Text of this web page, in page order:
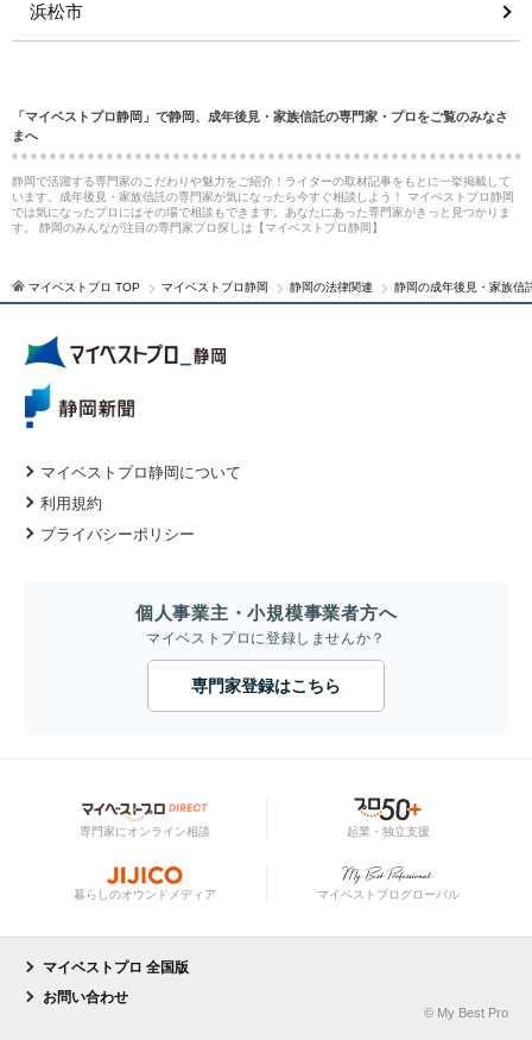
浜松市
「マイベストプロ静岡」で静岡、成年後見・家族信託の専門家・プロをご覧のみなさ
まへ
静岡で活躍する専門家のこだわりや魅力をご紹介！ライターの取材記事をもとに一挙掲載して
います。成年後見・家族信託の専門家が気になったら今すぐ相談しよう！ マイベストプロ静岡
では気になったプロにはその場で相談もできます。あなたにあった専門家がきっと見つかりま
す。 静岡のみんなが注目の専門家プロ探しは【マイベストプロ静岡】
マイベストプロ TOP マイベストプロ静岡 静岡の法律関連 静岡の成年後見・家族信
マイベストプロ静岡について
利用規約
プライバシーポリシー
個人事業主・小規模事業者方へ
マイベストプロに登録しませんか？
専門家登録はこちら
専門家にオンライン相談 起業・独立支援
暮らしのオウンドメディア マイベストプログローバル
マイベストプロ 全国版
お問い合わせ
© My Best Pro